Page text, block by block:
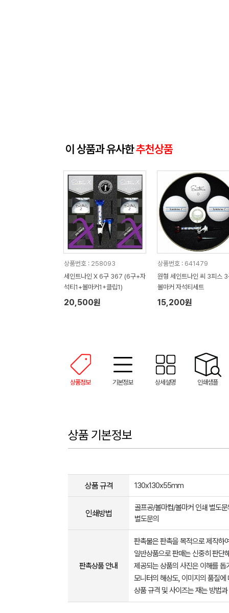
이 상품과 유사한추천상품
상품번호 : 258093
세인트나인 X 6구 367 (6구+자
석티1+볼마커1+클립1)
20,500원
상품번호 : 641479
원형 세인트나인 씨 3피스 3
볼마커 자석티세트
15,200원
상품정보 기본정보 상세설명 인쇄샘플
상품 기본정보
상품 규격 130x130x55mm
인쇄방법
골프공/볼마컵/볼마커 인쇄 별도
별도문의
판촉상품 안내
판촉물은 판촉을 목적으로 제작하
일반상품으로 판매는 신중히 판단
제공되는 상품의 사진은 이해를
모니터의 해상도, 이미지의 품질
상품 규격 및 사이즈는 재는 방법